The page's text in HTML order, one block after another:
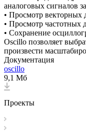
аналоговых сигналов
• Просмотр векторных
• Просмотр частотных
• Сохранение
Oscillo позволяет
произвести
Документация
oscillo
9,1 Мб
Проекты